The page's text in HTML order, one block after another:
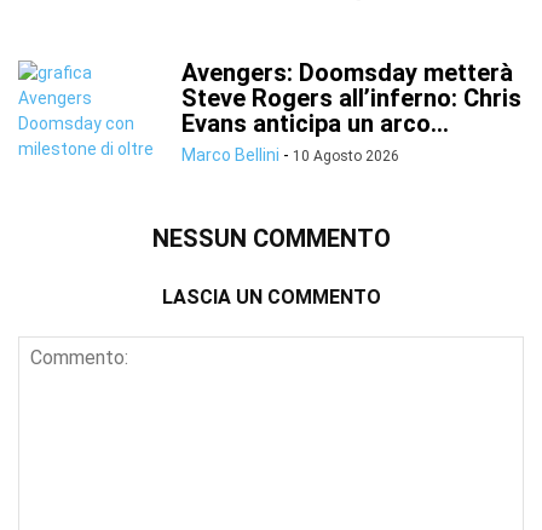
Avengers: Doomsday metterà
Steve Rogers all’inferno: Chris
Evans anticipa un arco...
Marco Bellini - 10 Agosto 2026
NESSUN COMMENTO
LASCIA UN COMMENTO